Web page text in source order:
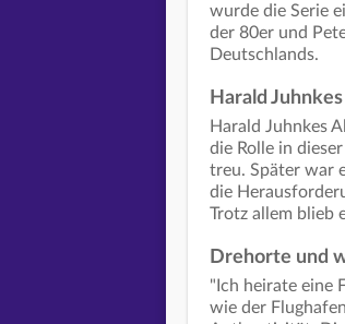
wurde die Serie
der 80er und
Deutschlands.
Harald
Harald Juhnkes
die Rolle in
treu. Später war
die
Trotz allem blieb
Drehorte und
"Ich heirate eine
wie der